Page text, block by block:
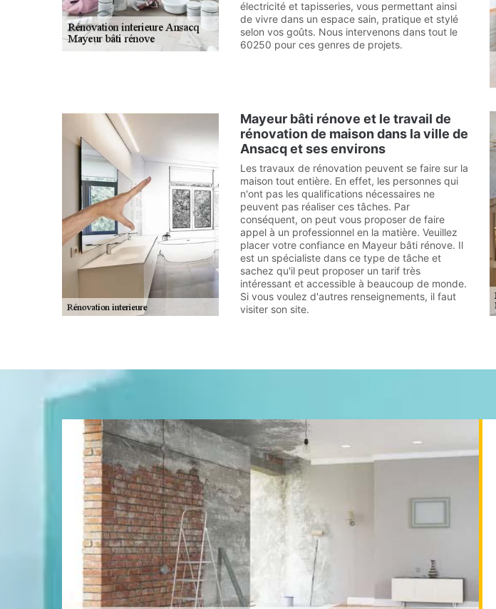
électricité et tapisseries, vous permettant ainsi
de vivre dans un espace sain, pratique et stylé
selon vos goûts. Nous intervenons dans tout le
60250 pour ces genres de projets.
Mayeur bâti rénove et le travail de
rénovation de maison dans la ville de
Ansacq et ses environs
Les travaux de rénovation peuvent se faire sur la
maison tout entière. En effet, les personnes qui
n'ont pas les qualifications nécessaires ne
peuvent pas réaliser ces tâches. Par
conséquent, on peut vous proposer de faire
appel à un professionnel en la matière. Veuillez
placer votre confiance en Mayeur bâti rénove. Il
est un spécialiste dans ce type de tâche et
sachez qu'il peut proposer un tarif très
intéressant et accessible à beaucoup de monde.
Si vous voulez d'autres renseignements, il faut
visiter son site.